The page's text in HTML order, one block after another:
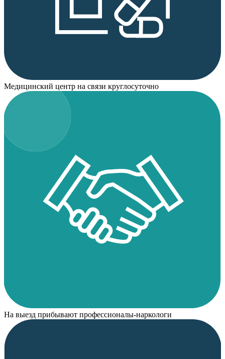
Медицинский центр на связи круглосуточно
На выезд прибывают профессионалы-наркологи